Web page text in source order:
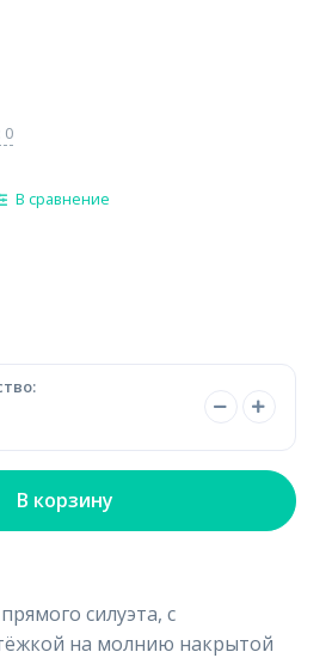
0
В сравнение
В корзину
силуэта, с
на молнию накрытой